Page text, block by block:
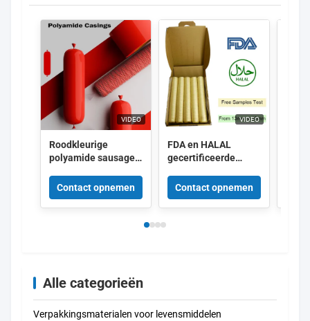
VIDEO
Roodkleurige
polyamide sausage
nylon behuizingen
met 5 lagen co-
extrusie voor vlees
Contact opnemen
VIDEO
FDA en HALAL
gecertificeerde
behuizingen met 15
meter/streng lengte
en superieure
Contact opnemen
Alle categorieën
Verpakkingsmaterialen voor levensmiddelen